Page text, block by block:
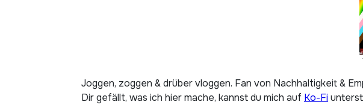
Joggen, zoggen & drüber vloggen. Fan von Nachhaltigkeit &
Dir gefällt, was ich hier mache, kannst du mich auf Ko-Fi